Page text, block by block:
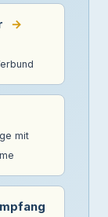
→
mit